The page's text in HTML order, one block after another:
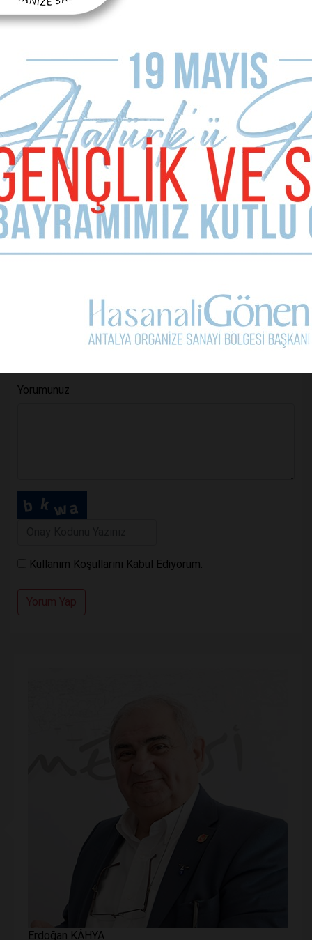
Önceki Makale
Tapulara teşekkür ama!
Sonraki Makale
Doğayı katlin fotoğrafı
MAKALE YORUMLARI
Sizde Yorum Ekleyin
İsim Soyad
Telefon (zorunlu değil)
Yorumunuz
Kullanım Koşullarını Kabul Ediyorum.
Yorum Yap
Erdoğan KÂHYA